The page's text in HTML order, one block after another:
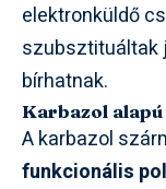
elektronküldő
szubsztituáltak
bírhatnak.
Karbazol
A karbazol
funkcionális